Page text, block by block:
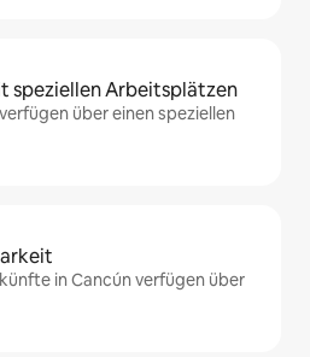
speziellen Arbeitsplätzen
über einen speziellen
in Cancún verfügen über